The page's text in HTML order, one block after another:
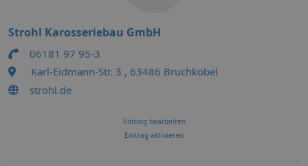
Strohl Karosseriebau GmbH
06181 97 95-3
Karl-Eidmann-Str. 3 , 63486 Bruchköbel
strohl.de
Eintrag bearbeiten
Eintrag aktivieren